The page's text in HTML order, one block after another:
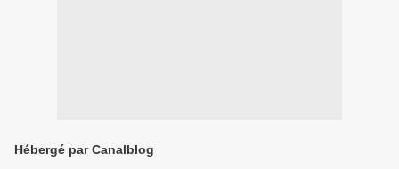
Hébergé par Canalblog